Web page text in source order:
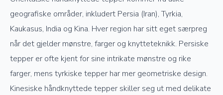
geografiske områder, inkludert Persia (Iran), Tyrkia,
Kaukasus, India og Kina. Hver region har sitt eget særpreg
når det gjelder mønstre, farger og knytteteknikk. Persiske
tepper er ofte kjent for sine intrikate mønstre og rike
farger, mens tyrkiske tepper har mer geometriske design.
Kinesiske håndknyttede tepper skiller seg ut med delikate